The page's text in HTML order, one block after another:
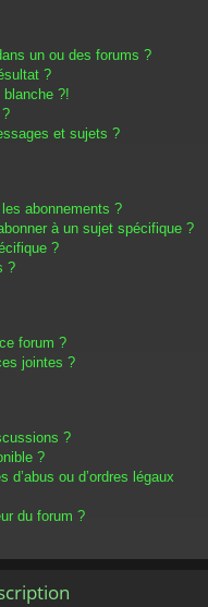
un ou des forums ?
?
blanche ?!
et sujets ?
abonnements ?
à un sujet spécifique ?
?
?
forum ?
jointes ?
?
?
ou d’ordres légaux
du forum ?